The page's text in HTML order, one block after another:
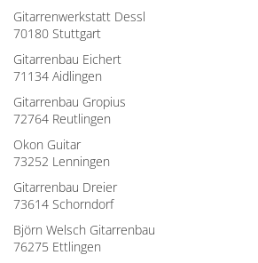
Gitarrenwerkstatt Dessl
70180 Stuttgart
Gitarrenbau Eichert
71134 Aidlingen
Gitarrenbau Gropius
72764 Reutlingen
Okon Guitar
73252 Lenningen
Gitarrenbau Dreier
73614 Schorndorf
Björn Welsch Gitarrenbau
76275 Ettlingen